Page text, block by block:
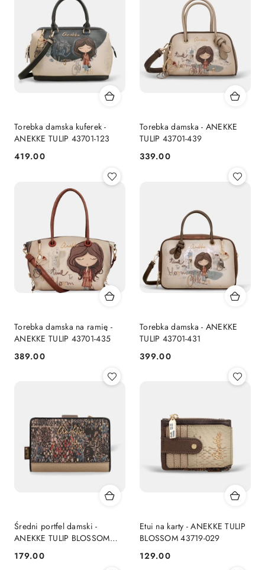
Torebka damska kuferek -
ANEKKE TULIP 43701-123
Cena:
419.00
Torebka damska - ANEKKE
TULIP 43701-439
Cena:
339.00
Torebka damska na ramię -
ANEKKE TULIP 43701-435
Cena:
389.00
Torebka damska - ANEKKE
TULIP 43701-431
Cena:
399.00
Średni portfel damski -
ANEKKE TULIP BLOSSOM
43719-902
Cena:
179.00
Etui na karty - ANEKKE TULIP
BLOSSOM 43719-029
Cena:
129.00